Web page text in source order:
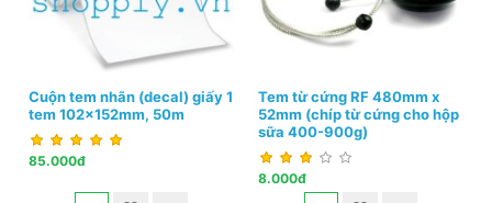
Cuộn tem nhãn (decal) giấy 1
tem 102x152mm, 50m
85.000đ
Tem từ cứng RF 480mm x
52mm (chíp từ cứng cho hộp
sữa 400-900g)
8.000đ